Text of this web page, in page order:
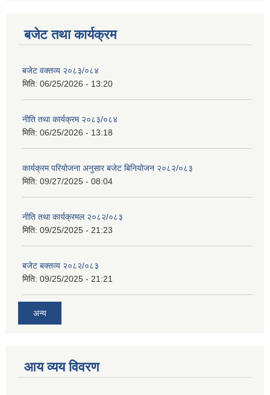
बजेट तथा कार्यक्रम
बजेट वक्तव्य २०८३/०८४
मिति: 06/25/2026 - 13:20
नीति तथा कार्यक्रम २०८३/०८४
मिति: 06/25/2026 - 13:18
कार्यक्रम परियोजना अनुसार बजेट बिनियोजन २०८२/०८३
मिति: 09/27/2025 - 08:04
नीति तथा कार्यक्रमल २०८२/०८३
मिति: 09/25/2025 - 21:23
बजेट बक्तव्य २०८२/०८३
मिति: 09/25/2025 - 21:21
अन्य
आय व्यय विवरण